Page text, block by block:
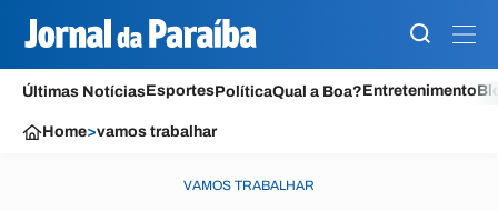
Últimas NotíciasEsportesPolíticaQual a Boa?Entretenimento
Home>vamos trabalhar
VAMOS TRABALHAR